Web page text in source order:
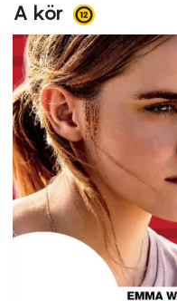
A kör